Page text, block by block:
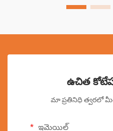
ఉచిత
మా ప్రతినిధి త్వరలో
ఇమెయిల్